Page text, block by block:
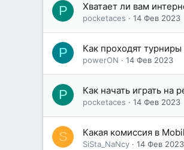
P Хватает ли вам
pocketaces 14 Фев 2023
P Как проходят турниры
powerON 14 Фев 2023
P Как начать играть на
pocketaces 14 Фев 2023
S Какая комиссия в
SiSta_NaNcy 14 Фев 2023